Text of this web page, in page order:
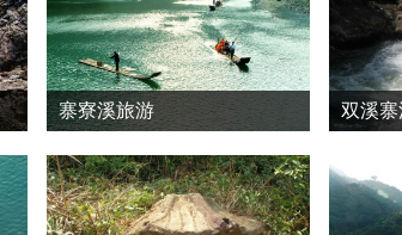
寨寮溪旅游 双溪